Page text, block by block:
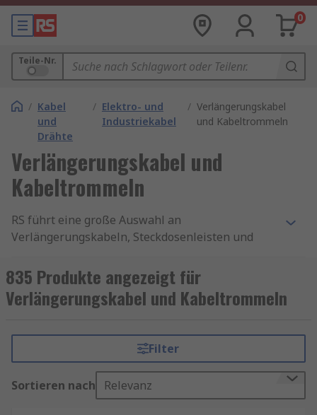
0
Teile-Nr.
/ Kabel
und
Drähte
/ Elektro- und
Industriekabel
/ Verlängerungskabel
und Kabeltrommeln
Verlängerungskabel und
Kabeltrommeln
RS führt eine große Auswahl an
Verlängerungskabeln, Steckdosenleisten und
Marken wiebrennenstuhl, ABL Sursum
Schneider Electric,Kopp,Legrandsowie
unserer hauseigenen professionellen Marke.
Wir führen Produkte
mit Leitung oder ohne Leitung sowie
schaltbar oder nicht-schaltbar
835 Produkte angezeigt für
Verlängerungskabel und Kabeltrommeln
Filter
Sortieren nach Relevanz